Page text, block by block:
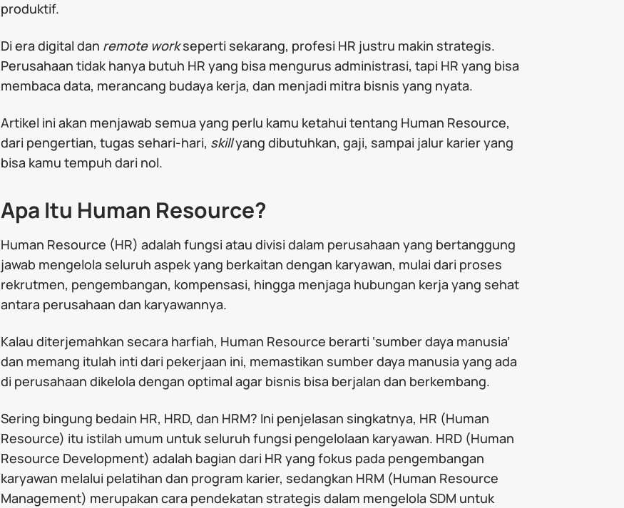
produktif.
Di era digital dan remote workseperti sekarang, profesi HR justru makin strategis.
Perusahaan tidak hanya butuh HR yang bisa mengurus administrasi, tapi HR yang bisa
membaca data, merancang budaya kerja, dan menjadi mitra bisnis yang nyata.
Artikel ini akan menjawab semua yang perlu kamu ketahui tentang Human Resource,
dari pengertian, tugas sehari-hari, skillyang dibutuhkan, gaji, sampai jalur karier yang
bisa kamu tempuh dari nol.
Apa Itu Human Resource?
Human Resource (HR) adalah fungsi atau divisi dalam perusahaan yang bertanggung
jawab mengelola seluruh aspek yang berkaitan dengan karyawan, mulai dari proses
rekrutmen, pengembangan, kompensasi, hingga menjaga hubungan kerja yang sehat
antara perusahaan dan karyawannya.
Kalau diterjemahkan secara harfiah, Human Resource berarti ‘sumber daya manusia’
dan memang itulah inti dari pekerjaan ini, memastikan sumber daya manusia yang ada
di perusahaan dikelola dengan optimal agar bisnis bisa berjalan dan berkembang.
Sering bingung bedain HR, HRD, dan HRM? Ini penjelasan singkatnya, HR (Human
Resource) itu istilah umum untuk seluruh fungsi pengelolaan karyawan. HRD (Human
Resource Development) adalah bagian dari HR yang fokus pada pengembangan
karyawan melalui pelatihan dan program karier, sedangkan HRM (Human Resource
Management) merupakan cara pendekatan strategis dalam mengelola SDM untuk